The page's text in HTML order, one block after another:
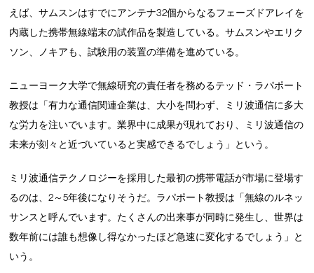
えば、サムスンはすでにアンテナ32個からなるフェーズドアレイを
内蔵した携帯無線端末の試作品を製造している。サムスンやエリク
ソン、ノキアも、試験用の装置の準備を進めている。
ニューヨーク大学で無線研究の責任者を務めるテッド・ラパポート
教授は「有力な通信関連企業は、大小を問わず、ミリ波通信に多大
な労力を注いでいます。業界中に成果が現れており、ミリ波通信の
未来が刻々と近づいていると実感できるでしょう」という。
ミリ波通信テクノロジーを採用した最初の携帯電話が市場に登場す
るのは、2～5年後になりそうだ。ラパポート教授は「無線のルネッ
サンスと呼んでいます。たくさんの出来事が同時に発生し、世界は
数年前には誰も想像し得なかったほど急速に変化するでしょう」と
いう。